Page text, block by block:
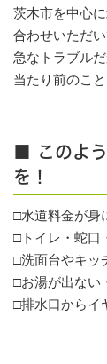
茨木市を中心
合わせいただ
急なトラブル
当たり前のこ
■ このよ
を！
□水道料金が身
□トイレ・蛇口
□洗面台やキッ
□お湯が出ない
□排水口からイ